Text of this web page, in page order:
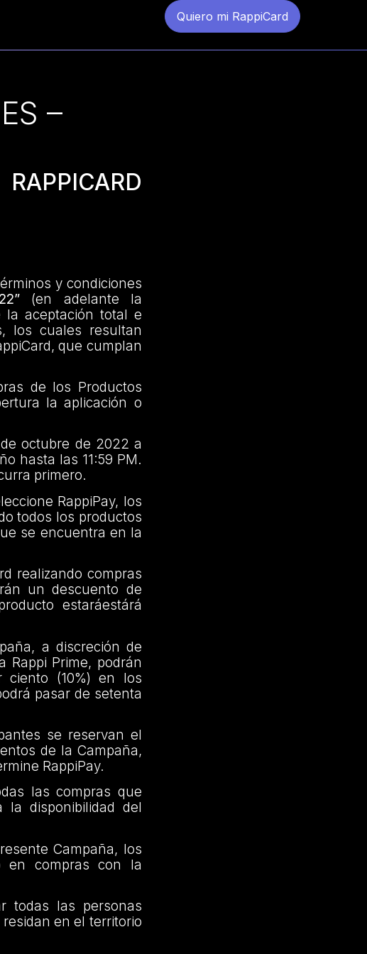
Quiero mi RappiCard
–
y condiciones
(en adelante la
la aceptación total e
los cuales resultan
que cumplan
de los Productos
la aplicación o
octubre de 2022 a
hasta las 11:59 PM.
primero.
RappiPay, los
todos los productos
se encuentra en la
realizando compras
un descuento de
estaráestárá
a discreción de
Rappi Prime, podrán
ciento (10%) en los
pasar de setenta
se reservan el
de la Campaña,
RappiPay.
las compras que
disponibilidad del
Campaña, los
en compras con la
todas las personas
en el territorio